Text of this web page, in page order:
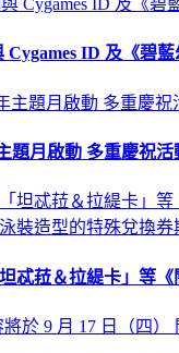
ID 及《碧
題月啟動 多重慶祝
忒菈＆拉緹卡」等